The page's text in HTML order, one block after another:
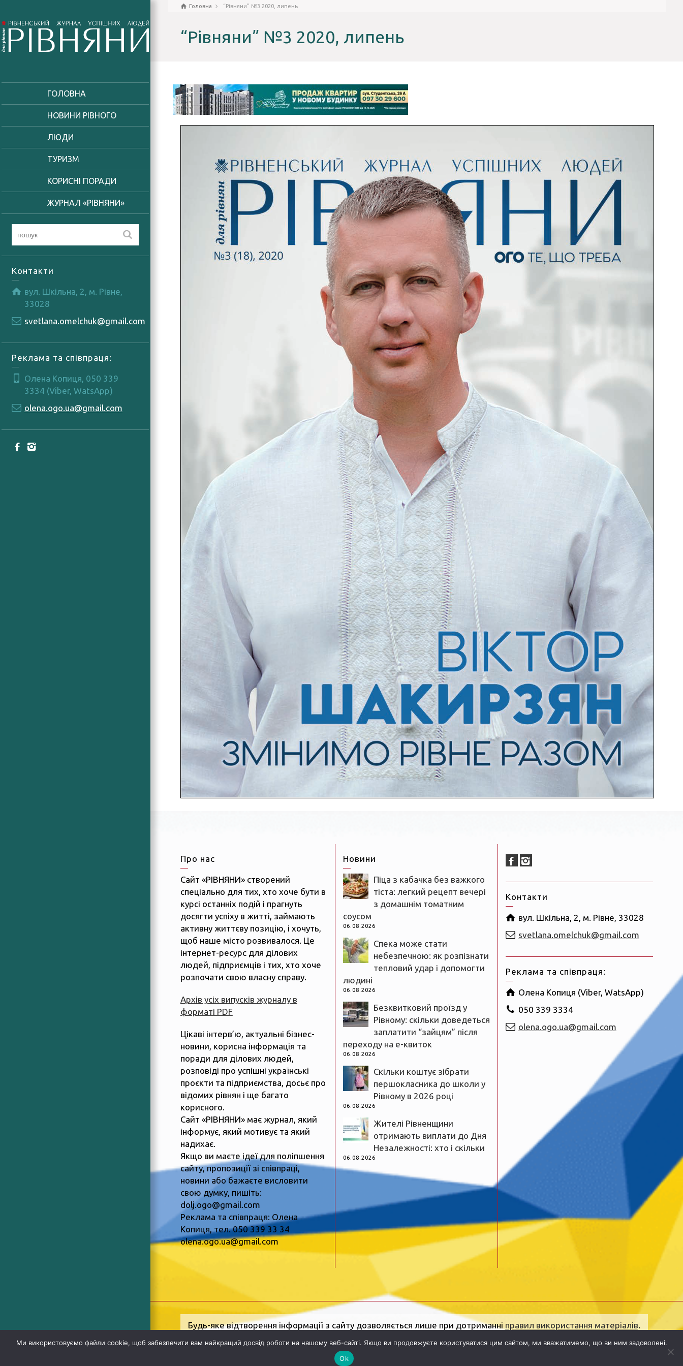
ГОЛОВНА
НОВИНИ РІВНОГО
ЛЮДИ
ТУРИЗМ
КОРИСНІ ПОРАДИ
ЖУРНАЛ «РІВНЯНИ»
Контакти
вул. Шкільна, 2, м. Рівне,
33028
svetlana.omelchuk@gmail.com
Реклама та співпраця:
Олена Копиця, 050 339
3334 (Viber, WatsApp)
olena.ogo.ua@gmail.com
Головна “Рівняни” №3 2020, липень
“Рівняни” №3 2020, липень
Про нас
Сайт «РІВНЯНИ» створений
спеціально для тих, хто хоче бути в
курсі останніх подій і прагнуть
досягти успіху в житті, займають
активну життєву позицію, і хочуть,
щоб наше місто розвивалося. Це
інтернет-ресурс для ділових
людей, підприємців і тих, хто хоче
розпочати свою власну справу.
Архів усіх випусків журналу в
форматі PDF
Цікаві інтерв’ю, актуальні бізнес-
новини, корисна інформація та
поради для ділових людей,
розповіді про успішні українські
проєкти та підприємства, досьє про
відомих рівнян і ще багато
корисного.
Сайт «РІВНЯНИ» має журнал, який
інформує, який мотивує та який
надихає.
Якщо ви маєте ідеї для поліпшення
сайту, пропозиції зі співпраці,
новини або бажаєте висловити
свою думку, пишіть:
dolj.ogo@gmail.com
Реклама та співпраця: Олена
Копиця, тел. 050 339 33 34
olena.ogo.ua@gmail.com
Новини
Піца з кабачка без важкого
тіста: легкий рецепт вечері
з домашнім томатним
соусом
06.08.2026
Спека може стати
небезпечною: як розпізнати
тепловий удар і допомогти
людині
06.08.2026
Безквитковий проїзд у
Рівному: скільки доведеться
заплатити “зайцям” після
переходу на е-квиток
06.08.2026
Скільки коштує зібрати
першокласника до школи у
Рівному в 2026 році
06.08.2026
Жителі Рівненщини
отримають виплати до Дня
Незалежності: хто і скільки
06.08.2026
Контакти
вул. Шкільна, 2, м. Рівне, 33028
svetlana.omelchuk@gmail.com
Реклама та співпраця:
Олена Копиця (Viber, WatsApp)
050 339 3334
olena.ogo.ua@gmail.com
Будь-яке відтворення інформації з сайту дозволяється лише при дотриманні правил використання матеріалів
вулиця Шкільна, 2, Рівне, Рівненська область, 33000.
Електронна пошта: dolj.ogo@gmail.com
Ми використовуємо файли cookie, щоб забезпечити вам найкращий досвід роботи на нашому веб-сайті. Якщо ви продовжуєте користуватися цим сайтом, ми вважатимемо, що ви ним задоволені.
Ok